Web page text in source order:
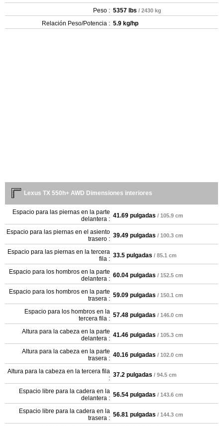
Peso : 5357 lbs / 2430 kg
Relación Peso/Potencia : 5.9 kg/hp
Lexus TX 550h+ AWD Dimensiones interiores
Espacio para las piernas en la parte
delantera : 41.69 pulgadas / 105.9 cm
Espacio para las piernas en el asiento
trasero : 39.49 pulgadas / 100.3 cm
Espacio para las piernas en la tercera
fila : 33.5 pulgadas / 85.1 cm
Espacio para los hombros en la parte
delantera : 60.04 pulgadas / 152.5 cm
Espacio para los hombros en la parte
trasera : 59.09 pulgadas / 150.1 cm
Espacio para los hombros en la
tercera fila : 57.48 pulgadas / 146.0 cm
Altura para la cabeza en la parte
delantera : 41.46 pulgadas / 105.3 cm
Altura para la cabeza en la parte
trasera : 40.16 pulgadas / 102.0 cm
Altura para la cabeza en la tercera fila
: 37.2 pulgadas / 94.5 cm
Espacio libre para la cadera en la
delantera : 56.54 pulgadas / 143.6 cm
Espacio libre para la cadera en la
trasera : 56.81 pulgadas / 144.3 cm